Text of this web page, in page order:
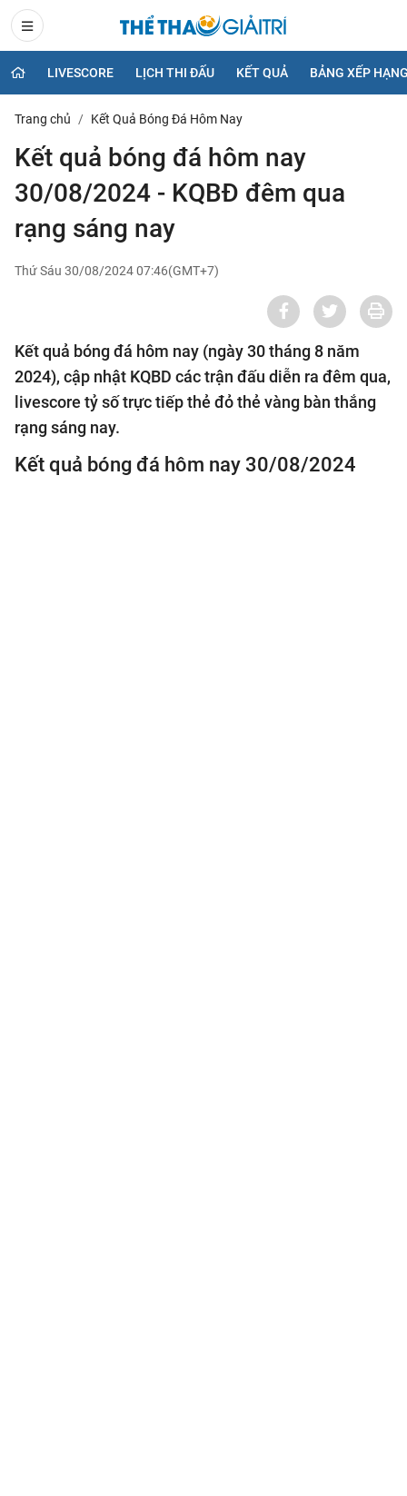
LIVESCORE LỊCH THI ĐẤU KẾT QUẢ BẢNG XẾP
Trang chủ Kết Quả Bóng Đá Hôm Nay
Kết quả bóng đá hôm nay
30/08/2024 - KQBĐ đêm qua
rạng sáng nay
Thứ Sáu 30/08/2024 07:46(GMT+7)
Kết quả bóng đá hôm nay (ngày 30 tháng 8 năm
2024), cập nhật KQBD các trận đấu diễn ra đêm qua,
livescore tỷ số trực tiếp thẻ đỏ thẻ vàng bàn thắng
rạng sáng nay.
Kết quả bóng đá hôm nay 30/08/2024